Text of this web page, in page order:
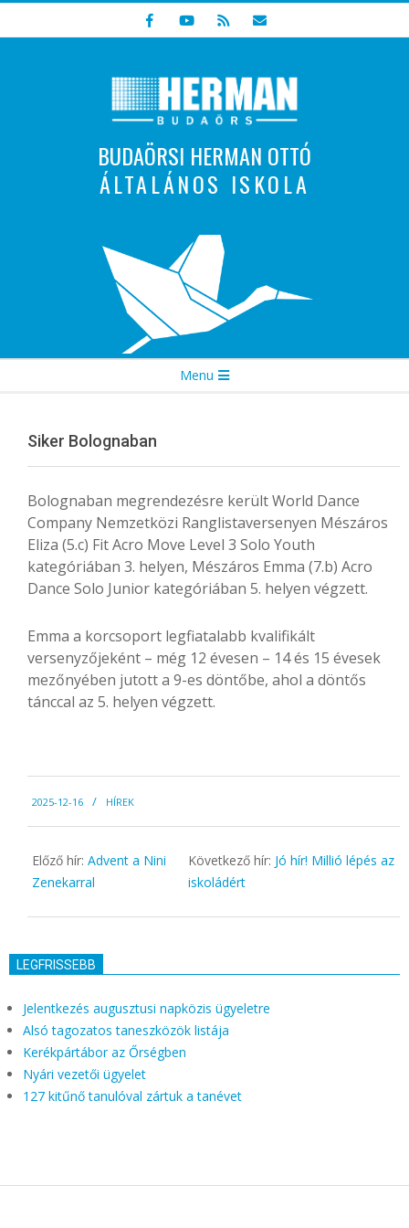
to
BUDAÖRSI HERMAN OTTÓ
ÁLTALÁNOS ISKOLA
Indulunk! Hamarosan újraindul oldalunk!
Menu
Siker Bolognaban
Bolognaban megrendezésre került World Dance
Company Nemzetközi Ranglistaversenyen Mészáros
Eliza (5.c) Fit Acro Move Level 3 Solo Youth
kategóriában 3. helyen, Mészáros Emma (7.b) Acro
Dance Solo Junior kategóriában 5. helyen végzett.
Emma a korcsoport legfiatalabb kvalifikált
versenyzőjeként – még 12 évesen – 14 és 15 évesek
mezőnyében jutott a 9-es döntőbe, ahol a döntős
tánccal az 5. helyen végzett.
12-
16
2025-12-16 HÍREK
Előző hír: Advent a Nini
Zenekarral
Következő hír: Jó hír! Millió lépés az
iskoládért
LEGFRISSEBB
Jelentkezés augusztusi napközis ügyeletre
Alsó tagozatos taneszközök listája
Kerékpártábor az Őrségben
Nyári vezetői ügyelet
127 kitűnő tanulóval zártuk a tanévet